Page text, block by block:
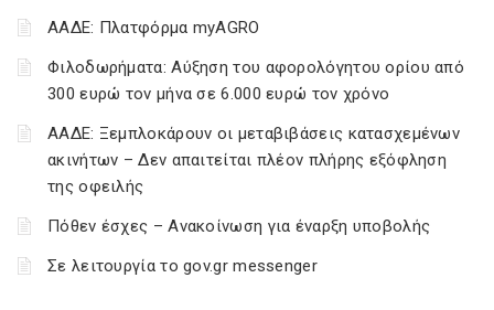
ΑΑΔΕ: Πλατφόρμα myAGRO
Φιλοδωρήματα: Αύξηση του αφορολόγητου ορίου από
300 ευρώ τον μήνα σε 6.000 ευρώ τον χρόνο
ΑΑΔΕ: Ξεμπλοκάρουν οι μεταβιβάσεις κατασχεμένων
ακινήτων – Δεν απαιτείται πλέον πλήρης εξόφληση
της οφειλής
Πόθεν έσχες – Ανακοίνωση για έναρξη υποβολής
Σε λειτουργία το gov.gr messenger